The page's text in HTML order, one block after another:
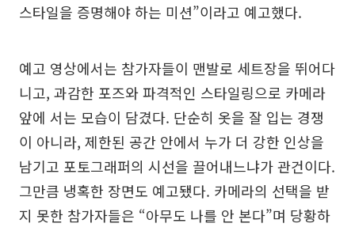
스타일을 증명해야 하는 미션”이라고 예고했다.
예고 영상에서는 참가자들이 맨발로 세트장을 뛰어다
니고, 과감한 포즈와 파격적인 스타일링으로 카메라
앞에 서는 모습이 담겼다. 단순히 옷을 잘 입는 경쟁
이 아니라, 제한된 공간 안에서 누가 더 강한 인상을
남기고 포토그래퍼의 시선을 끌어내느냐가 관건이다.
그만큼 냉혹한 장면도 예고됐다. 카메라의 선택을 받
지 못한 참가자들은 “아무도 나를 안 본다”며 당황하